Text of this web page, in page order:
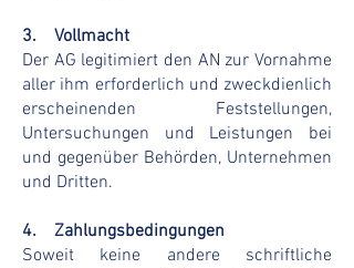
3. Vollmacht
Der AG legitimiert den AN zur Vornahme
aller ihm erforderlich und zweckdienlich
erscheinenden Feststellungen,
Untersuchungen und Leistungen bei
und gegenüber Behörden, Unternehmen
und Dritten.
4. Zahlungsbedingungen
Soweit keine andere schriftliche